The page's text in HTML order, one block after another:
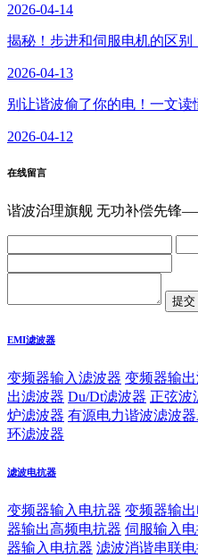
2026-04-14
揭秘！步进和伺服电机的区别
2026-04-13
别让谐波偷了你的电！一文读
2026-04-12
在线留言
谐波治理旗舰 无功补偿先锋
EMI滤波器
变频器输入滤波器 变频器输
出滤波器 Du/Dt滤波器 正弦波
炉滤波器 有源电力谐波滤波
环滤波器
滤波电抗器
变频器输入电抗器 变频器输
器输出高频电抗器 伺服输入
器输入电抗器 滤波消谐串联